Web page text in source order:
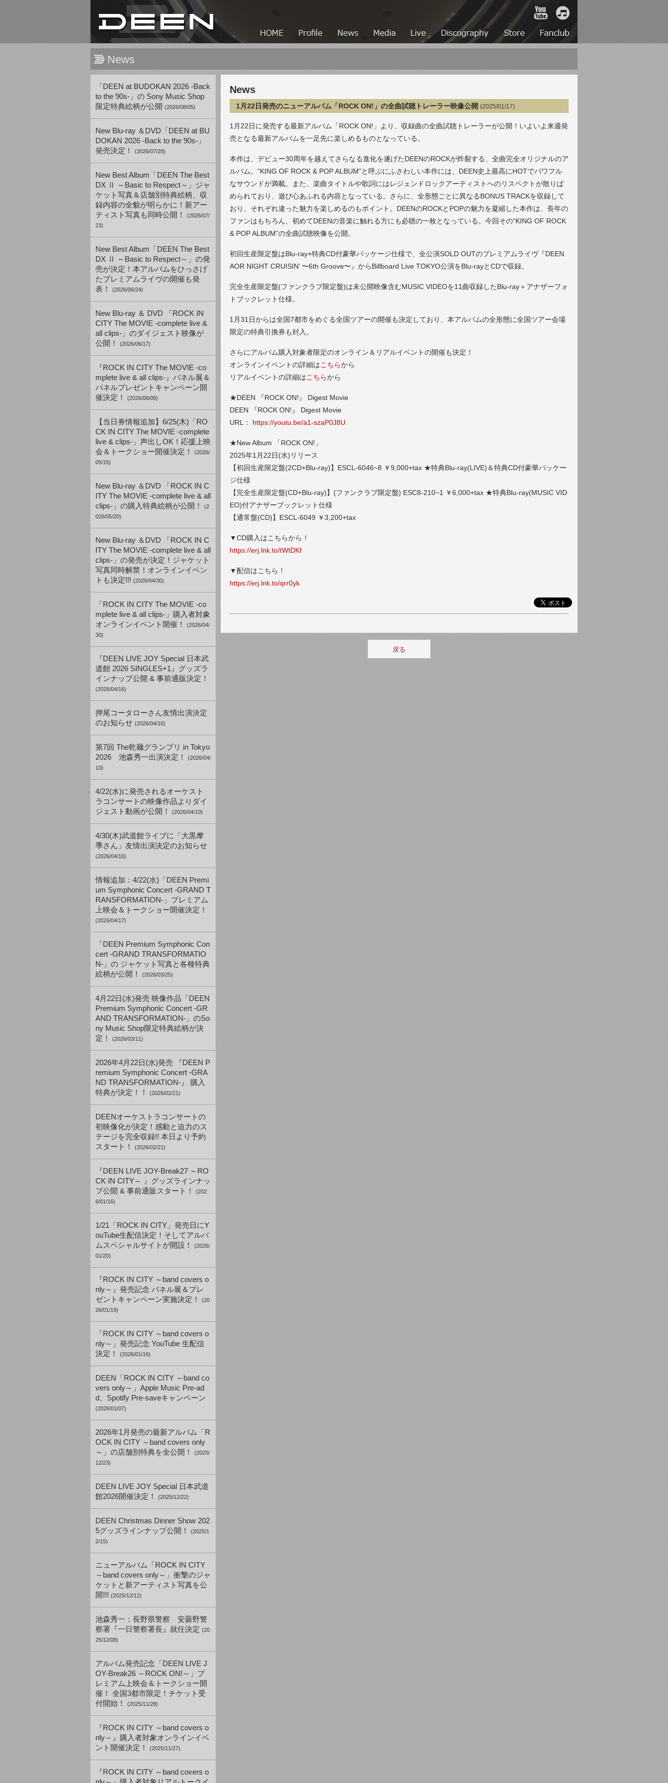
iTunes
YouTube
HOME Profile News Media Live Discography
Store Fanclub
News
「DEEN at BUDOKAN 2026 -Back
to the 90s-」の Sony Music Shop
限定特典絵柄が公開 (2026/08/05)
New Blu-ray ＆DVD「DEEN at BU
DOKAN 2026 -Back to the 90s-」
発売決定！
(2026/07/28)
New Best Album「DEEN The Best
DX Ⅱ ～Basic to Respect～」ジャ
ケット写真＆店舗別特典絵柄、収
録内容の全貌が明らかに！新アー
ティスト写真も同時公開！
(2026/07/
23)
New Best Album「DEEN The Best
DX Ⅱ ～Basic to Respect～」の発
売が決定！本アルバムをひっさげ
たプレミアムライヴの開催も発
表！
(2026/06/24)
New Blu-ray ＆ DVD 「ROCK IN
CITY The MOVIE -complete live &
all clips-」のダイジェスト映像が
公開！
(2026/06/17)
『ROCK IN CITY The MOVIE -co
mplete live & all clips-』パネル展＆
パネルプレゼントキャンペーン開
催決定！
(2026/06/09)
【当日券情報追加】6/25(木)「RO
CK IN CITY The MOVIE -complete
live & clips-」声出しOK！応援上映
会＆トークショー開催決定！
(2026/
05/15)
New Blu-ray ＆DVD 「ROCK IN C
ITY The MOVIE -complete live & all
clips-」の購入特典絵柄が公開！
(2
026/05/20)
New Blu-ray ＆DVD 「ROCK IN C
ITY The MOVIE -complete live & all
clips-」の発売が決定！ジャケット
写真同時解禁！オンラインイベン
トも決定!!! (2026/04/30)
「ROCK IN CITY The MOVIE -co
mplete live & all clips-」購入者対象
オンラインイベント開催！
(2026/04/
30)
『DEEN LIVE JOY Special 日本武
道館 2026 SINGLES+1』グッズラ
インナップ公開 & 事前通販決定！
(2026/04/16)
押尾コータローさん友情出演決定
のお知らせ (2026/04/16)
第7回 The乾麺グランプリ in Tokyo
2026 池森秀一出演決定！
(2026/04/
10)
4/22(水)に発売されるオーケスト
ラコンサートの映像作品よりダイ
ジェスト動画が公開！
(2026/04/10)
4/30(木)武道館ライブに「大黒摩
季さん」友情出演決定のお知らせ
(2026/04/10)
情報追加：4/22(水)「DEEN Premi
um Symphonic Concert -GRAND T
RANSFORMATION-」プレミアム
上映会＆トークショー開催決定！
(2026/04/17)
「DEEN Premium Symphonic Con
cert -GRAND TRANSFORMATIO
N-」の ジャケット写真と各種特典
絵柄が公開！
(2026/03/25)
4月22日(水)発売 映像作品「DEEN
Premium Symphonic Concert -GR
AND TRANSFORMATION-」のSo
ny Music Shop限定特典絵柄が決
定！
(2026/03/11)
2026年4月22日(水)発売 『DEEN P
remium Symphonic Concert -GRA
ND TRANSFORMATION-』 購入
特典が決定！！
(2026/02/21)
DEENオーケストラコンサートの
初映像化が決定！感動と迫力のス
テージを完全収録!! 本日より予約
スタート！
(2026/02/21)
『DEEN LIVE JOY-Break27 ～RO
CK IN CITY～ 』グッズラインナッ
プ公開 & 事前通販スタート！
(202
6/01/16)
1/21「ROCK IN CITY」発売日にY
ouTube生配信決定！そしてアルバ
ムスペシャルサイトが開設！
(2026/
01/20)
『ROCK IN CITY ～band covers o
nly～』発売記念 パネル展＆プレ
ゼントキャンペーン実施決定！
(20
26/01/19)
「ROCK IN CITY ～band covers o
nly～」発売記念 YouTube 生配信
決定！
(2026/01/16)
DEEN「ROCK IN CITY ～band co
vers only～」Apple Music Pre-ad
d、Spotify Pre-saveキャンペーン
(2026/01/07)
2026年1月発売の最新アルバム「R
OCK IN CITY ～band covers only
～」の店舗別特典を全公開！
(2025/
12/23)
DEEN LIVE JOY Special 日本武道
館2026開催決定！
(2025/12/22)
DEEN Christmas Dinner Show 202
5グッズラインナップ公開！
(2025/1
2/15)
ニューアルバム「ROCK IN CITY
～band covers only～」衝撃のジャ
ケットと新アーティスト写真を公
開!!! (2025/12/12)
池森秀一：長野県警察 安曇野警
察署『一日警察署長』就任決定 (20
25/12/08)
アルバム発売記念「DEEN LIVE J
OY-Break26 ～ROCK ON!～」プ
レミアム上映会＆トークショー開
催！ 全国3都市限定！チケット受
付開始！
(2025/11/28)
『ROCK IN CITY ～band covers o
nly～』購入者対象オンラインイベ
ント開催決定！
(2025/11/27)
『ROCK IN CITY ～band covers o
News
1月22日発売のニューアルバム「ROCK ON!」の全曲試聴トレーラー映像公開 (2025/01/17)
1月22日に発売する最新アルバム「ROCK ON!」より、収録曲の全曲試聴トレーラーが公開！いよいよ来週発
売となる最新アルバムを一足先に楽しめるものとなっている。
本作は、デビュー30周年を越えてさらなる進化を遂げたDEENのROCKが炸裂する、全曲完全オリジナルのア
ルバム。“KING OF ROCK & POP ALBUM”と呼ぶにふさわしい本作には、DEEN史上最高にHOTでパワフル
なサウンドが満載。また、楽曲タイトルや歌詞にはレジェンドロックアーティストへのリスペクトが散りば
められており、遊び心あふれる内容となっている。さらに、全形態ごとに異なるBONUS TRACKを収録して
おり、それぞれ違った魅力を楽しめるのもポイント。DEENのROCKとPOPの魅力を凝縮した本作は、長年の
ファンはもちろん、初めてDEENの音楽に触れる方にも必聴の一枚となっている。今回その“KING OF ROCK
& POP ALBUM”の全曲試聴映像を公開。
初回生産限定盤はBlu-ray+特典CD付豪華パッケージ仕様で、全公演SOLD OUTのプレミアムライヴ『DEEN
AOR NIGHT CRUISIN’ 〜6th Groove〜』からBillboard Live TOKYO公演をBlu-rayとCDで収録。
完全生産限定盤(ファンクラブ限定盤)は未公開映像含むMUSIC VIDEOを11曲収録したBlu-ray＋アナザーフォ
トブックレット仕様。
1月31日からは全国7都市をめぐる全国ツアーの開催も決定しており、本アルバムの全形態に全国ツアー会場
限定の特典引換券も封入。
さらにアルバム購入対象者限定のオンライン＆リアルイベントの開催も決定！
オンラインイベントの詳細はこちらから
リアルイベントの詳細はこちらから
★DEEN 『ROCK ON!』 Digest Movie
DEEN 『ROCK ON!』 Digest Movie
URL： https://youtu.be/a1-szaP0J8U
★New Album 「ROCK ON!」
2025年1月22日(水)リリース
【初回生産限定盤(2CD+Blu-ray)】ESCL-6046~8 ￥9,000+tax ★特典Blu-ray(LIVE)＆特典CD付豪華パッケー
ジ仕様
【完全生産限定盤(CD+Blu-ray)】(ファンクラブ限定盤) ESC8-210~1 ￥6,000+tax ★特典Blu-ray(MUSIC VID
EO)付アナザーブックレット仕様
【通常盤(CD)】ESCL-6049 ￥3,200+tax
▼CD購入はこちらから！
https://erj.lnk.to/tWtDKf
▼配信はこちら！
https://erj.lnk.to/qrr0yk
戻る